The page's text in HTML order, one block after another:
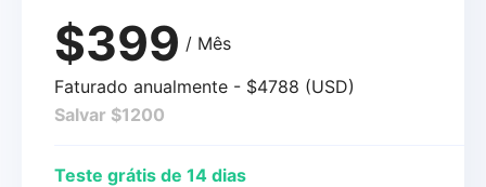
$399 / Mês
Faturado anualmente - $4788 (USD)
Salvar $1200
Teste grátis de 14 dias